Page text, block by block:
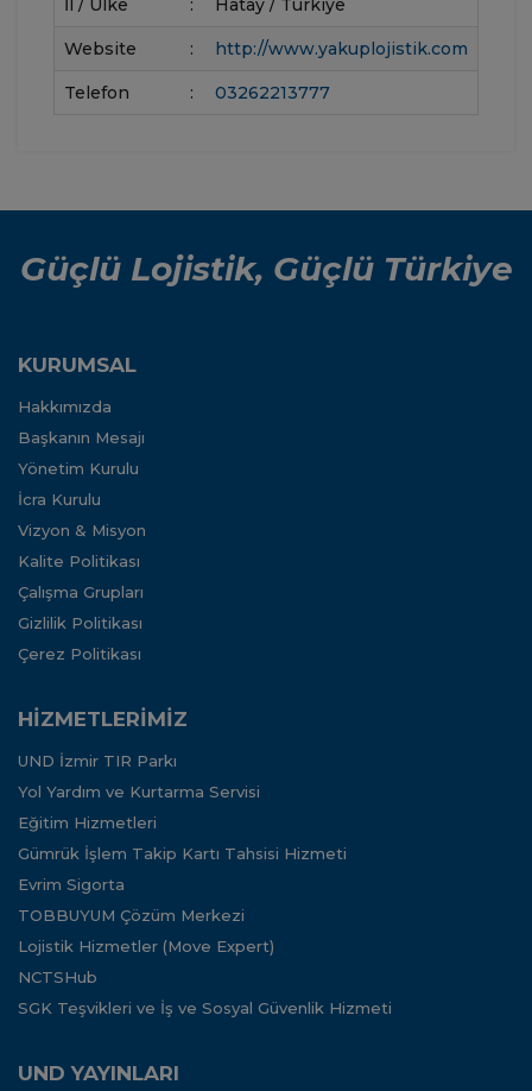
İl / Ülke : Hatay / Türkiye
Website : http://www.yakuplojistik.com
Telefon : 03262213777
Güçlü Lojistik, Güçlü Türkiye
KURUMSAL
Hakkımızda
Başkanın Mesajı
Yönetim Kurulu
İcra Kurulu
Vizyon & Misyon
Kalite Politikası
Çalışma Grupları
Gizlilik Politikası
Çerez Politikası
HİZMETLERİMİZ
UND İzmir TIR Parkı
Yol Yardım ve Kurtarma Servisi
Eğitim Hizmetleri
Gümrük İşlem Takip Kartı Tahsisi Hizmeti
Evrim Sigorta
TOBBUYUM Çözüm Merkezi
Lojistik Hizmetler (Move Expert)
NCTSHub
SGK Teşvikleri ve İş ve Sosyal Güvenlik Hizmeti
UND YAYINLARI